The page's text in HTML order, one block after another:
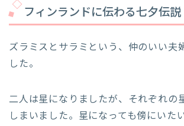
フィンランドに伝わる七夕伝説
ズラミスとサラミという、仲のいい夫
した。
二人は星になりましたが、それぞれの
しまいました。星になっても傍にいた